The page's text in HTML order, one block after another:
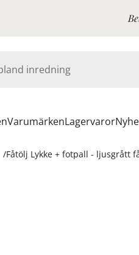
VarumärkenLagervaror
Fåtölj Lykke + fotpall - ljusgrått